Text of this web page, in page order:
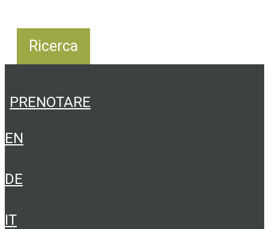
PRENOTARE
EN
DE
IT